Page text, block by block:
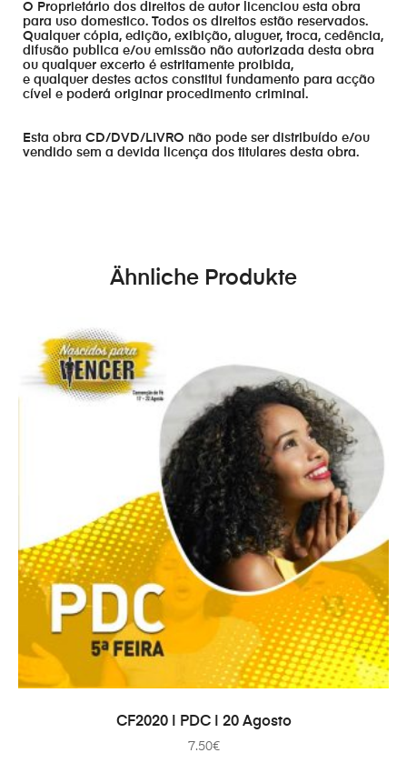
O Proprietário dos direitos de autor licenciou esta obra
para uso domestico. Todos os direitos estão reservados.
Qualquer cópia, edição, exibição, aluguer, troca, cedência,
difusão publica e/ou emissão não autorizada desta obra
ou qualquer excerto é estritamente proibida,
e qualquer destes actos constitui fundamento para acção
cível e poderá originar procedimento criminal.
Esta obra CD/DVD/LIVRO não pode ser distribuído e/ou
vendido sem a devida licença dos titulares desta obra.
Ähnliche Produkte
IN DEN WARENKORB
CF2020 | PDC | 20 Agosto
7.50€